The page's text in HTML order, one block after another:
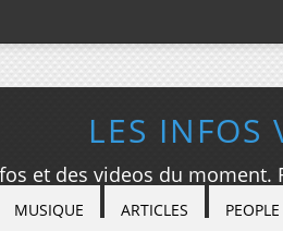
LES INFOS
et des videos du moment.
MUSIQUE ARTICLES PEOPLE